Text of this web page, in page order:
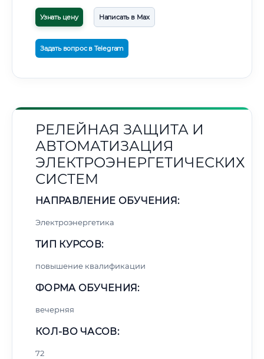
Узнать цену Написать в Max
Задать вопрос в Telegram
РЕЛЕЙНАЯ ЗАЩИТА И
АВТОМАТИЗАЦИЯ
ЭЛЕКТРОЭНЕРГЕТИЧЕСКИХ
СИСТЕМ
НАПРАВЛЕНИЕ ОБУЧЕНИЯ:
Электроэнергетика
ТИП КУРСОВ:
повышение квалификации
ФОРМА ОБУЧЕНИЯ:
вечерняя
КОЛ-ВО ЧАСОВ:
72